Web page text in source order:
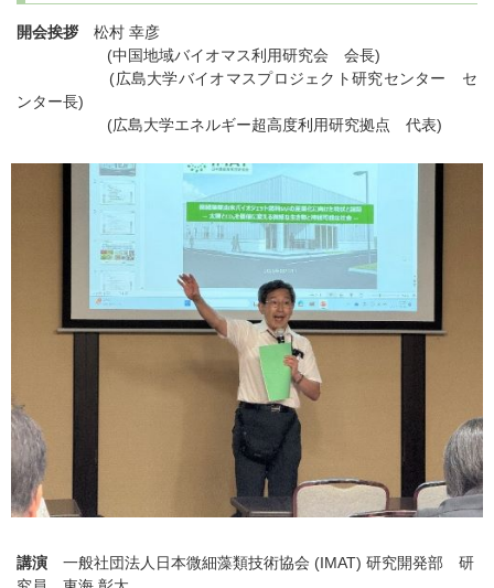
開会挨拶 松村 幸彦
(中国地域バイオマス利用研究会 会長)
(広島大学バイオマスプロジェクト研究センター セ
ンター長)
(広島大学エネルギー超高度利用研究拠点 代表)
講演 一般社団法人日本微細藻類技術協会 (IMAT) 研究開発部 研